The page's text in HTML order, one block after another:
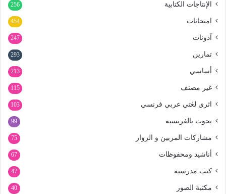
الإنتاجات الكتابية 256
امتحانات 454
آدونات 247
تمارين 293
أساسي 213
غير مصنف 115
اثري لغتي عربي فرنسي 103
بحوث بالفرنسية 99
مشاركات المربين و الزوار 75
أناشيد ومحفوظات 67
كتب مدرسية 47
مكتبة الصور 40